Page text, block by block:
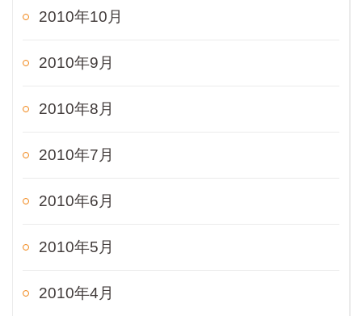
2010年10月
2010年9月
2010年8月
2010年7月
2010年6月
2010年5月
2010年4月